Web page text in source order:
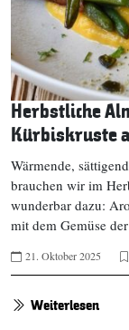
Herbstliche
Kürbiskruste
Wärmende,
brauchen wir im
wunderbar dazu:
mit dem Gemüse
21. Oktober 2025
Weiterlesen